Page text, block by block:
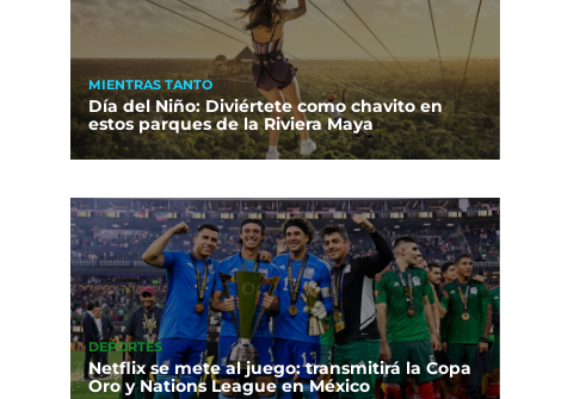
MIENTRAS TANTO
Día del Niño: Diviértete como chavito en
estos parques de la Riviera Maya
DEPORTES
Netflix se mete al juego: transmitirá la Copa
Oro y Nations League en México